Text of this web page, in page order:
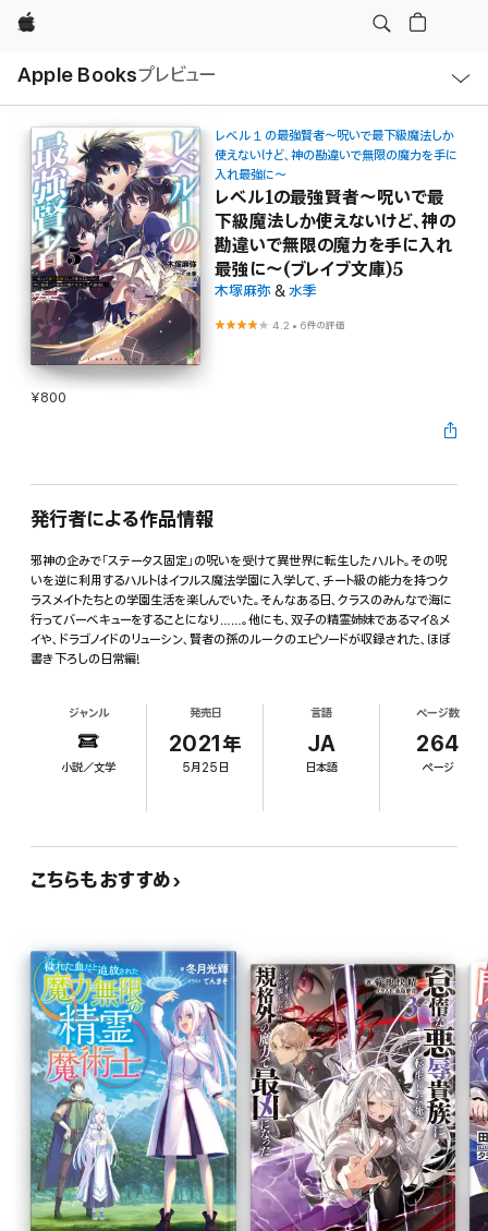
Apple
Apple Booksプレビュー
ル
レベル１の最強賢者～呪いで最下級魔法しか
使えないけど、神の勘違いで無限の魔力を手に
入れ最強に～
レベル1の最強賢者～呪いで最
下級魔法しか使えないけど、神の
勘違いで無限の魔力を手に入れ
最強に～(ブレイブ文庫)5
木塚麻弥&水季
4.2 • 6件の評価
¥800
発行者による作品情報
邪神の企みで「ステータス固定」の呪いを受けて異世界に転生したハルト。その呪
いを逆に利用するハルトはイフルス魔法学園に入学して、チート級の能力を持つク
ラスメイトたちとの学園生活を楽しんでいた。そんなある日、クラスのみんなで海に
行ってバーベキューをすることになり……。他にも、双子の精霊姉妹であるマイ&メ
イや、ドラゴノイドのリューシン、賢者の孫のルークのエピソードが収録された、ほぼ
書き下ろしの日常編!
ジャンル
小説／文学
発売日
2021年
5月25日
言語
JA
日本語
ページ数
264
ページ
こちらもおすすめ